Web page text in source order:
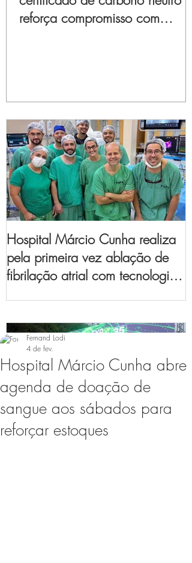
reforça compromisso com
Hospital Márcio Cunha realiza
pela primeira vez ablação de
fibrilação atrial com tecnologia
Expo Usipa começa nesta
Hospital Márcio Cunha abre
agenda de doação de
sangue aos sábados para
reforçar estoques
Fernand Lodi
4 de fev.